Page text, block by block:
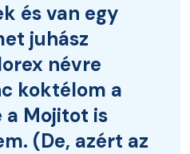
és van egy
juhász
névre
koktélom a
a Mojitot is
(De, azért az